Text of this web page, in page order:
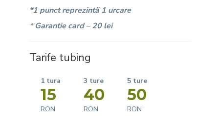
*1 punct reprezintă 1 urcare
*Garantie card – 20 lei
Tarife tubing
1 tura
15
RON
3 ture
40
RON
5 ture
50
RON